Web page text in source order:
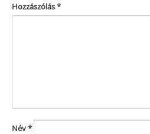
Hozzászólás*
Név*